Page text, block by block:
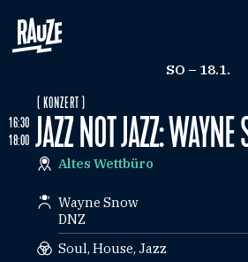
SO – 18.1.
16:30
18:00
( KONZERT )
JAZZ NOT JAZZ:
Altes Wettbüro
Wayne Snow
DNZ
Soul, House, Jazz